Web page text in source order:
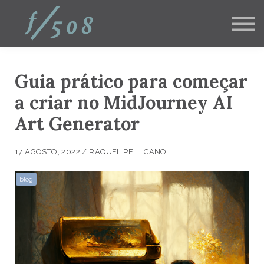
Login aluno
inscreva-se
Guia prático para começar
a criar no MidJourney AI
Art Generator
17 AGOSTO, 2022 / RAQUEL PELLICANO
blog